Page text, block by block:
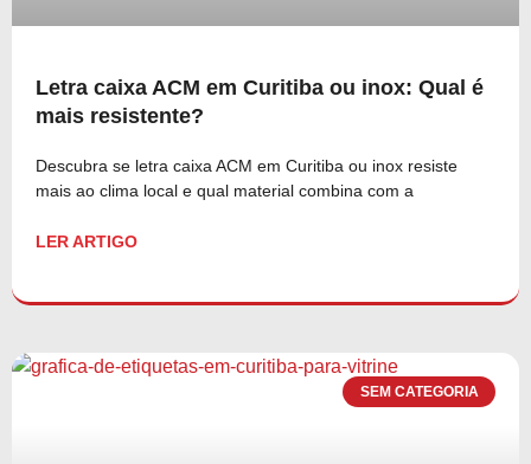
Letra caixa ACM em Curitiba ou inox: Qual é
mais resistente?
Descubra se letra caixa ACM em Curitiba ou inox resiste
mais ao clima local e qual material combina com a
LER ARTIGO
SEM CATEGORIA